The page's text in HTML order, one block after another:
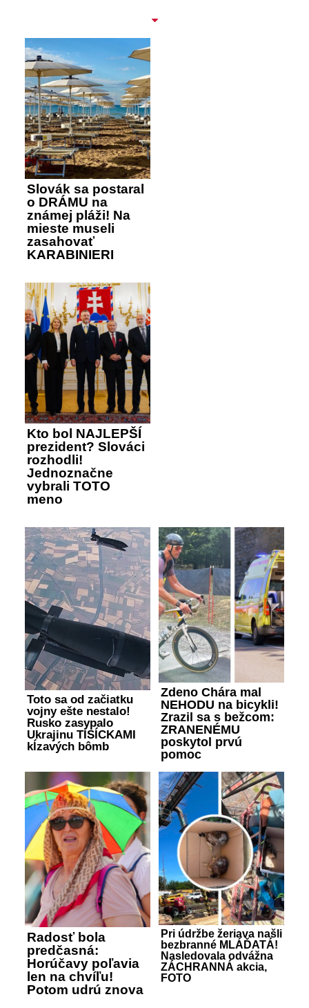
Slovák sa postaral
o DRÁMU na
známej pláži! Na
mieste museli
zasahovať
KARABINIERI
Kto bol NAJLEPŠÍ
prezident? Slováci
rozhodli!
Jednoznačne
vybrali TOTO
meno
Toto sa od začiatku
vojny ešte nestalo!
Rusko zasypalo
Ukrajinu TISÍCKAMI
kĺzavých bômb
Zdeno Chára mal
NEHODU na bicykli!
Zrazil sa s bežcom:
ZRANENÉMU
poskytol prvú
pomoc
Radosť bola
predčasná:
Horúčavy poľavia
len na chvíľu!
Potom udrú znova
Pri údržbe žeriava našli
bezbranné MLÁĎATÁ!
Nasledovala odvážna
ZÁCHRANNÁ akcia,
FOTO